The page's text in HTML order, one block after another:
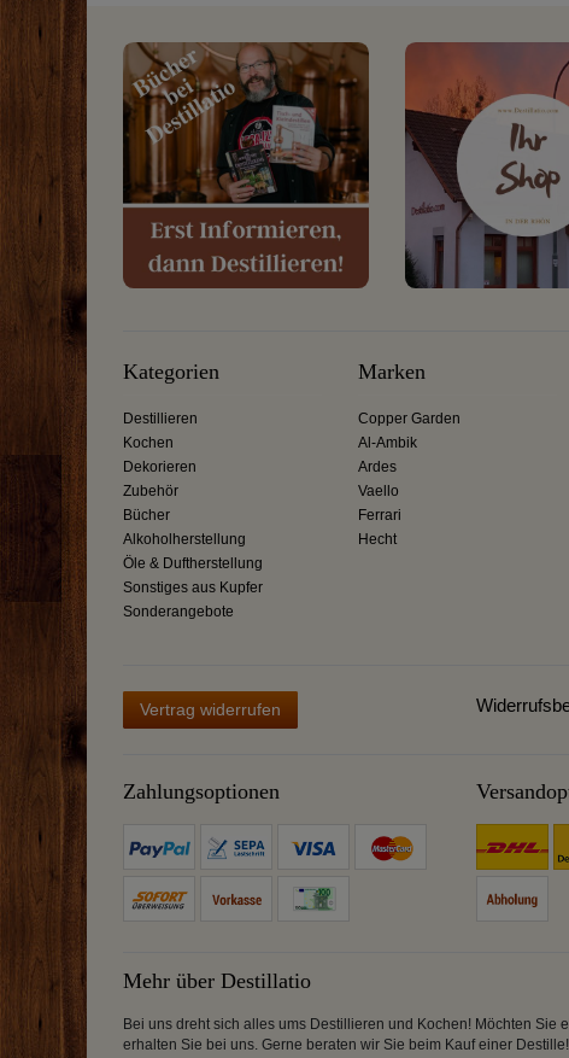
Kategorien
Destillieren
Kochen
Dekorieren
Zubehör
Bücher
Alkoholherstellung
Öle & Duftherstellung
Sonstiges aus Kupfer
Sonderangebote
Marken
Copper Garden
Al-Ambik
Ardes
Vaello
Ferrari
Hecht
Vertrag widerrufen
Zahlungsoptionen
Mehr über Destillatio
Bei uns dreht sich alles ums Destillieren und Kochen! Möchten
erhalten Sie bei uns. Gerne beraten wir Sie beim Kauf einer